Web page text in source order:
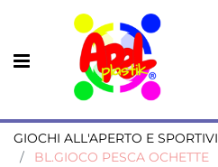
Open menu
GIOCHI ALL'APERTO E SPORTIVI
BL.GIOCO PESCA OCHETTE